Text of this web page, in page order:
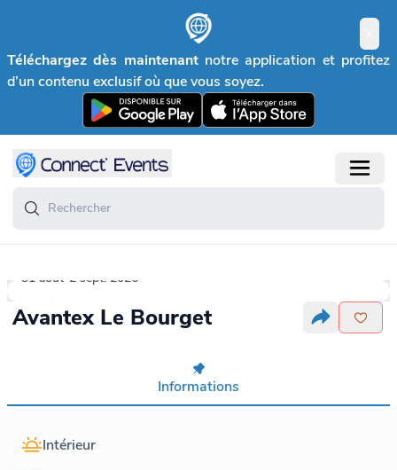
Téléchargez dès maintenant notre application et profitez
d’un contenu exclusif où que vous soyez.
31 août-2 sept. 2026
Avantex Le Bourget
Informations
Intérieur